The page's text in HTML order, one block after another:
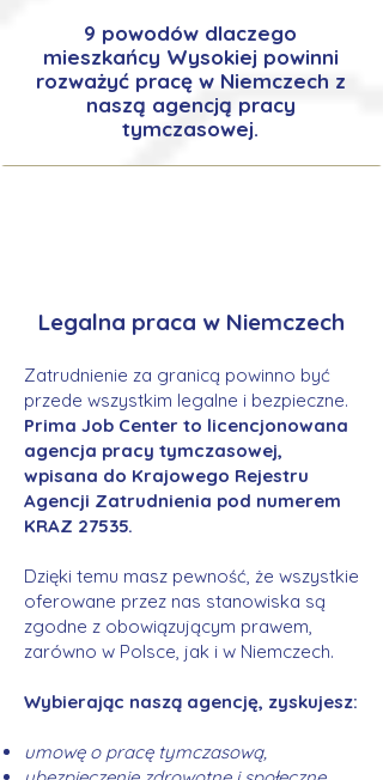
9 powodów dlaczego
mieszkańcy Wysokiej powinni
rozważyć pracę w Niemczech z
naszą agencją pracy
tymczasowej.
Legalna praca w Niemczech
Zatrudnienie za granicą powinno być
przede wszystkim legalne i bezpieczne.
Prima Job Center to licencjonowana
agencja pracy tymczasowej,
wpisana do Krajowego Rejestru
Agencji Zatrudnienia pod numerem
KRAZ 27535.
Dzięki temu masz pewność, że wszystkie
oferowane przez nas stanowiska są
zgodne z obowiązującym prawem,
zarówno w Polsce, jak i w Niemczech.
Wybierając naszą agencję, zyskujesz:
umowę o pracę tymczasową,